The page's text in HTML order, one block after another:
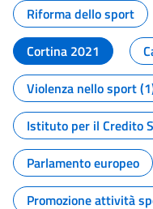
Riforma dello sport
Cortina 2021
Violenza nello sport
Istituto per il Credito
Parlamento europeo
Promozione attività